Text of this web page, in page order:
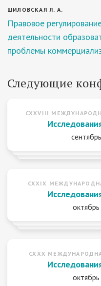
ШИЛОВСКАЯ Я. А.
Правовое
деятельности
проблемы
Следующие
CXXVIII
CXXIX
CXXX